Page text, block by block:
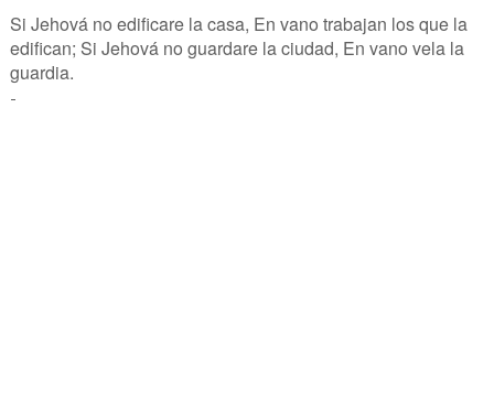
Si Jehová no edificare la casa, En vano trabajan los que la
edifican; Si Jehová no guardare la ciudad, En vano vela la
guardia.
-